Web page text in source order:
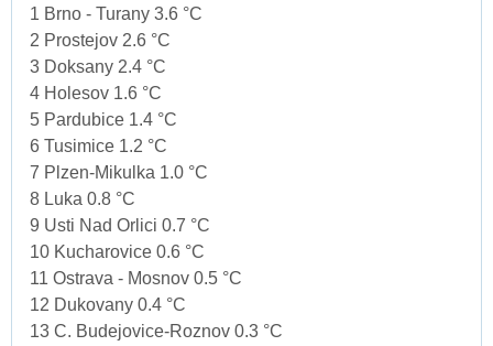
1 Brno - Turany 3.6 °C
2 Prostejov 2.6 °C
3 Doksany 2.4 °C
4 Holesov 1.6 °C
5 Pardubice 1.4 °C
6 Tusimice 1.2 °C
7 Plzen-Mikulka 1.0 °C
8 Luka 0.8 °C
9 Usti Nad Orlici 0.7 °C
10 Kucharovice 0.6 °C
11 Ostrava - Mosnov 0.5 °C
12 Dukovany 0.4 °C
13 C. Budejovice-Roznov 0.3 °C